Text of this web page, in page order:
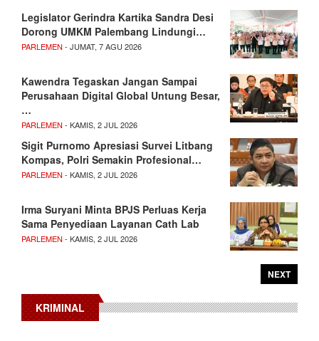
Legislator Gerindra Kartika Sandra Desi
Dorong UMKM Palembang Lindungi…
PARLEMEN - JUMAT, 7 AGU 2026
Kawendra Tegaskan Jangan Sampai
Perusahaan Digital Global Untung Besar,
…
PARLEMEN - KAMIS, 2 JUL 2026
Sigit Purnomo Apresiasi Survei Litbang
Kompas, Polri Semakin Profesional…
PARLEMEN - KAMIS, 2 JUL 2026
Irma Suryani Minta BPJS Perluas Kerja
Sama Penyediaan Layanan Cath Lab
PARLEMEN - KAMIS, 2 JUL 2026
NEXT
KRIMINAL